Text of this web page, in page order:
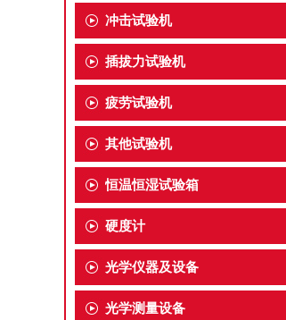
冲击试验机
插拔力试验机
疲劳试验机
其他试验机
恒温恒湿试验箱
硬度计
光学仪器及设备
光学测量设备